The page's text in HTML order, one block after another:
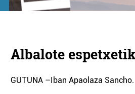
Albalote
GUTUNA –Iban Apaolaza Sancho.